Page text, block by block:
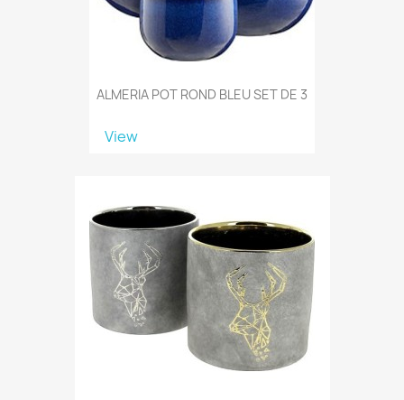
ALMERIA POT ROND BLEU SET DE 3
View